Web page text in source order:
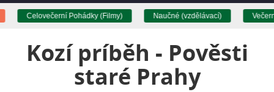
Celovečerní Pohádky (Filmy) Naučné (vzdělávací)
Kozí príběh - Pověsti
staré Prahy